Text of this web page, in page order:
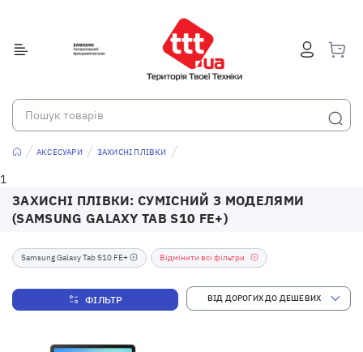
АКСЕСУАРИ ЗАХИСНІ ПЛІВКИ
1
ЗАХИСНІ ПЛІВКИ: СУМІСНИЙ З МОДЕЛЯМИ
(SAMSUNG GALAXY TAB S10 FE+)
Samsung Galaxy Tab S10 FE+ Відмінити всі фільтри
ФІЛЬТР